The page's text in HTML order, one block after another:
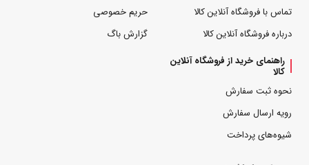
تماس با فروشگاه آنلاین کالا
درباره فروشگاه آنلاین کالا
حریم خصوصی
گزارش باگ
راهنمای خرید از فروشگاه آنلاین
کالا
نحوه ثبت سفارش
رویه ارسال سفارش
شیوه‌های پرداخت